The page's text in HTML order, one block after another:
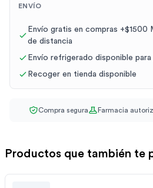
ENVÍO
Envío gratis en compras +$1500
de distancia
Envío refrigerado disponible
Recoger en tienda disponible
Compra segura Farmacia
Productos que también te